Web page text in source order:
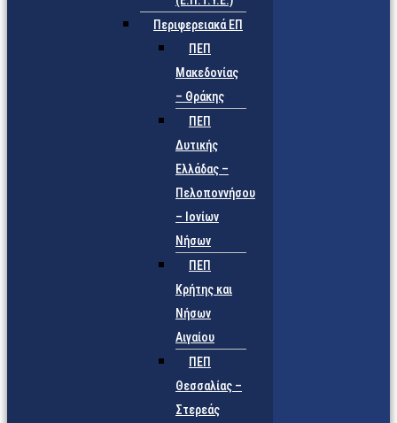
Περιφερειακά ΕΠ
ΠΕΠ
Μακεδονίας
– Θράκης
ΠΕΠ
Δυτικής
Ελλάδας –
Πελοποννήσου
– Ιονίων
Νήσων
ΠΕΠ
Κρήτης και
Νήσων
Αιγαίου
ΠΕΠ
Θεσσαλίας –
Στερεάς